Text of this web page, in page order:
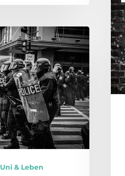
Uni & Leben